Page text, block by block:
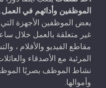
الموظفين وأدائهم في العمل
بعض الموظفين الأجهزة
غير متعلقة بالعمل خلال
مقاطع الفيديو والأفلام ،
المرئية مع الأصدقاء
نشاط الموظف بصريًا
وأموالها.